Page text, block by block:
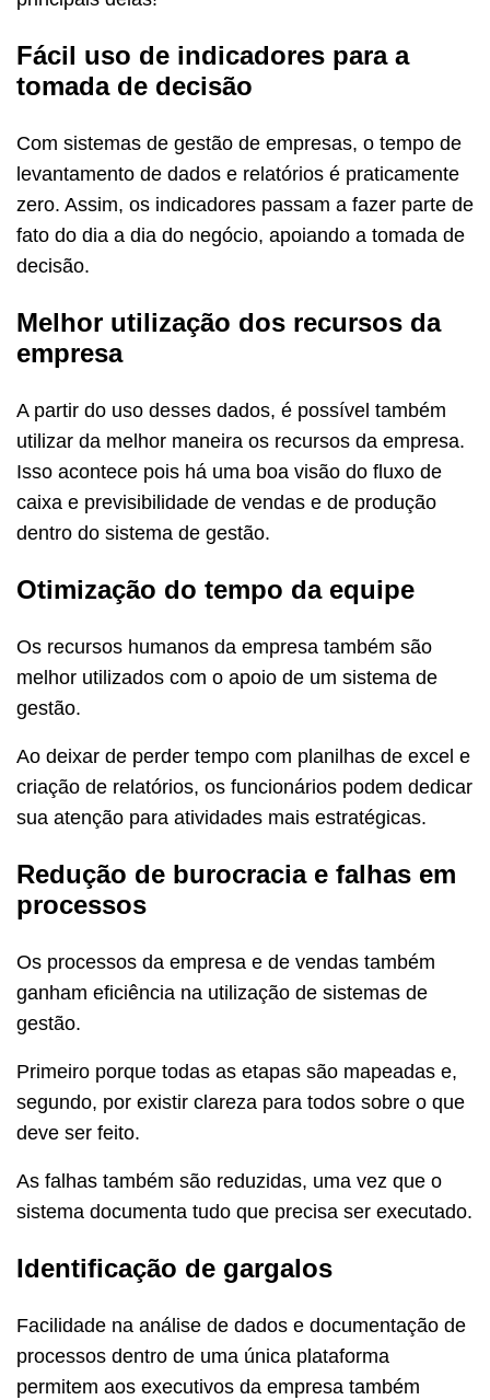
Fácil uso de indicadores para a
tomada de decisão
Com sistemas de gestão de empresas, o tempo de
levantamento de dados e relatórios é praticamente
zero. Assim, os indicadores passam a fazer parte de
fato do dia a dia do negócio, apoiando a tomada de
decisão.
Melhor utilização dos recursos da
empresa
A partir do uso desses dados, é possível também
utilizar da melhor maneira os recursos da empresa.
Isso acontece pois há uma boa visão do fluxo de
caixa e previsibilidade de vendas e de produção
dentro do sistema de gestão.
Otimização do tempo da equipe
Os recursos humanos da empresa também são
melhor utilizados com o apoio de um sistema de
gestão.
Ao deixar de perder tempo com planilhas de excel e
criação de relatórios, os funcionários podem dedicar
sua atenção para atividades mais estratégicas.
Redução de burocracia e falhas em
processos
Os processos da empresa e de vendas também
ganham eficiência na utilização de sistemas de
gestão.
Primeiro porque todas as etapas são mapeadas e,
segundo, por existir clareza para todos sobre o que
deve ser feito.
As falhas também são reduzidas, uma vez que o
sistema documenta tudo que precisa ser executado.
Identificação de gargalos
Facilidade na análise de dados e documentação de
processos dentro de uma única plataforma
permitem aos executivos da empresa também